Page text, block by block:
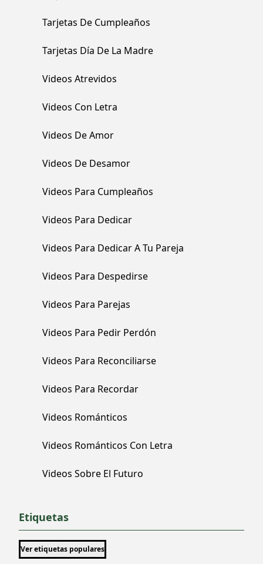
Tarjetas De Cumpleaños
Tarjetas Día De La Madre
Videos Atrevidos
Videos Con Letra
Videos De Amor
Videos De Desamor
Videos Para Cumpleaños
Videos Para Dedicar
Videos Para Dedicar A Tu Pareja
Videos Para Despedirse
Videos Para Parejas
Videos Para Pedir Perdón
Videos Para Reconciliarse
Videos Para Recordar
Videos Románticos
Videos Románticos Con Letra
Videos Sobre El Futuro
Etiquetas
Ver etiquetas populares